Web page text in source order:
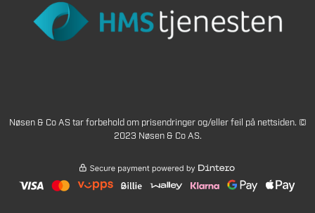
Nøsen & Co AS tar forbehold om prisendringer og/eller feil på nettsiden. ©
2023 Nøsen & Co AS.